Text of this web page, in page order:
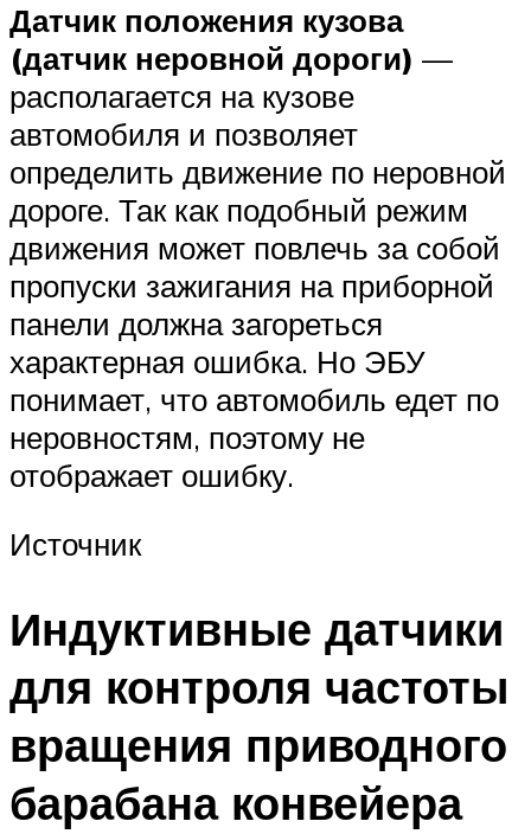
Датчик положения кузова
(датчик неровной дороги) —
располагается на кузове
автомобиля и позволяет
определить движение по неровной
дороге. Так как подобный режим
движения может повлечь за собой
пропуски зажигания на приборной
панели должна загореться
характерная ошибка. Но ЭБУ
понимает, что автомобиль едет по
неровностям, поэтому не
отображает ошибку.
Источник
Индуктивные датчики
для контроля частоты
вращения приводного
барабана конвейера